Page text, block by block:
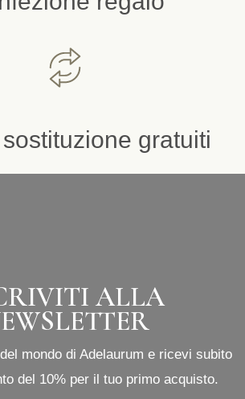
gratuiti
ALLA
mondo di Adelaurum e ricevi subito
del 10% per il tuo primo acquisto.